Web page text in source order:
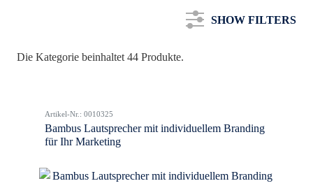
SHOW FILTERS
Farbe
Die Kategorie beinhaltet 44 Produkte.
Artikel-Nr.: 0010325
Bambus Lautsprecher mit individuellem Branding
für Ihr Marketing